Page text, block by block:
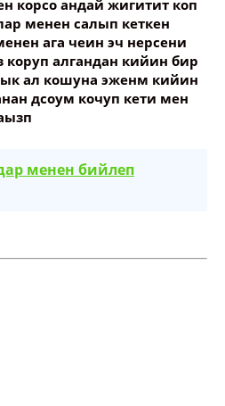
корсо андай жигитит коп
менен салып кеткен
ага чеин эч нерсени
коруп алгандан кийин бир
ал кошуна эженм кийин
дсоум кочуп кети мен
менен бийлеп